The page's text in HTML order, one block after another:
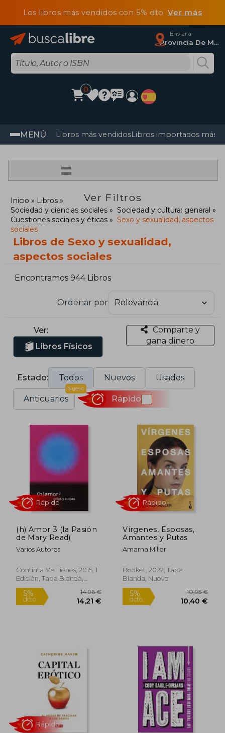
Los libros más vendidos con 5% dtoVer más
Enviar a
Provincia De Madrid
0
MENÚ Libros más vendidosLibros importados más
=
Ver Filtros
Inicio
Libros
Sociedad y ciencias sociales
Sociedad y cultura: general
Cuestiones sociales y éticas
Sexo y sexualidad, aspectos
sociales
Libros de Sexo y sexualidad,
aspectos sociales
Encontramos 944 Libros
Ordenar por
Ver:
Libros Físicos
Comparte y
gana dinero
Estado: Todos Nuevos Usados
Anticuarios
Nuevo
Rápido
(h) Amor 3 (la Pasión
de Mary Read)
Varios Autores
Continta Me Tienes, 2015, 1
Edición, Tapa Blanda,
Nuevo
dcto.
Vírgenes, Esposas,
Amantes y Putas
Amarna Miller
Booket, 2022, Tapa
Blanda, Nuevo
5%
dcto.